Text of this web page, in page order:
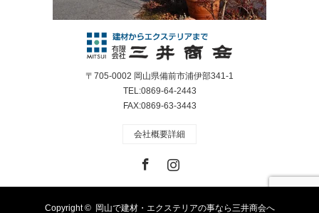
〒705-0002 岡山県備前市浦伊部341-1
TEL:0869-64-2443
FAX:0869-63-3443
会社概要詳細
Copyright © 岡山で建材・エクステリアの事なら三井商会へ